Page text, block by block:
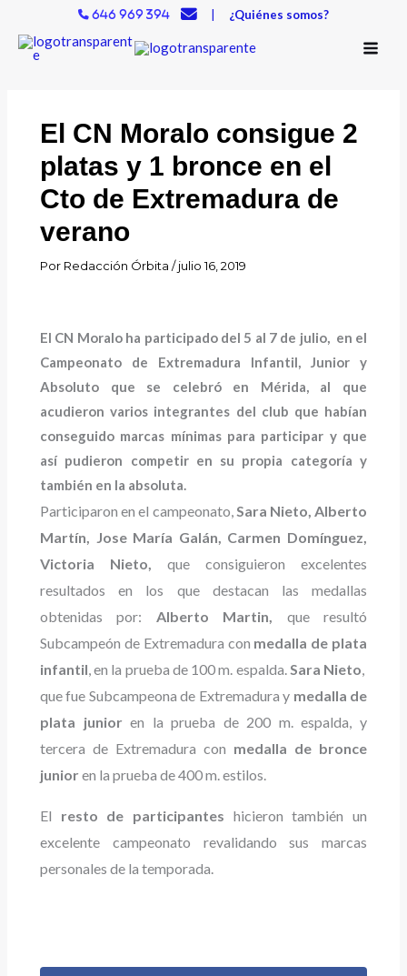
contenido
646 969 394 | ¿Quiénes somos?
El CN Moralo consigue 2
platas y 1 bronce en el
Cto de Extremadura de
verano
Por Redacción Órbita/julio 16, 2019
El CN Moralo ha participado del 5 al 7 de julio, en el
Campeonato de Extremadura Infantil, Junior y
Absoluto que se celebró en Mérida, al que
acudieron varios integrantes del club que habían
conseguido marcas mínimas para participar y que
así pudieron competir en su propia categoría y
también en la absoluta.
Participaron en el campeonato,Sara Nieto, Alberto
Martín, Jose María Galán, Carmen Domínguez,
Victoria Nieto, que consiguieron excelentes
resultados en los que destacan las medallas
obtenidas por: Alberto Martin, que resultó
Subcampeón de Extremadura con medalla de plata
infantil, en la prueba de 100 m. espalda.Sara Nieto,
que fue Subcampeona de Extremadura y medalla de
plata junior en la prueba de 200 m. espalda, y
tercera de Extremadura con medalla de bronce
junior en la prueba de 400 m. estilos.
El resto de participantes hicieron también un
excelente campeonato revalidando sus marcas
personales de la temporada.